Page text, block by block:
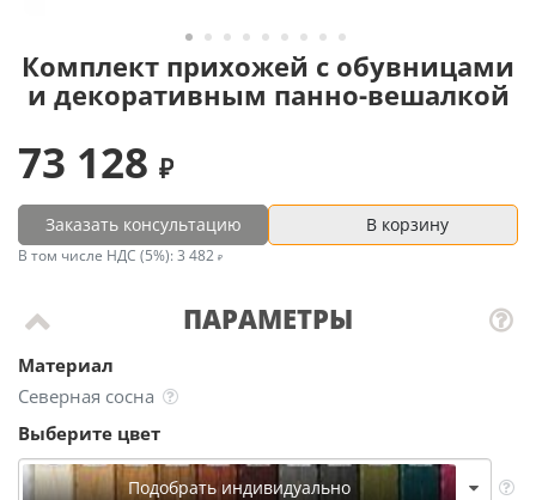
Комплект прихожей с обувницами
и декоративным панно-вешалкой
ПАРАМЕТРЫ
Материал
Северная сосна
Выберите цвет
Подобрать индивидуально
73 128
Заказать консультацию В корзину
В том числе НДС (5%): 3 482